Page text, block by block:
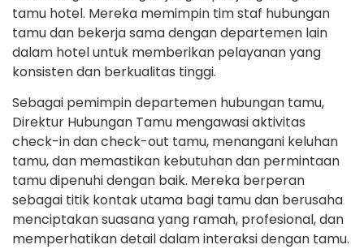
tamu hotel. Mereka memimpin tim staf hubungan
tamu dan bekerja sama dengan departemen lain
dalam hotel untuk memberikan pelayanan yang
konsisten dan berkualitas tinggi.
Sebagai pemimpin departemen hubungan tamu,
Direktur Hubungan Tamu mengawasi aktivitas
check-in dan check-out tamu, menangani keluhan
tamu, dan memastikan kebutuhan dan permintaan
tamu dipenuhi dengan baik. Mereka berperan
sebagai titik kontak utama bagi tamu dan berusaha
menciptakan suasana yang ramah, profesional, dan
memperhatikan detail dalam interaksi dengan tamu.